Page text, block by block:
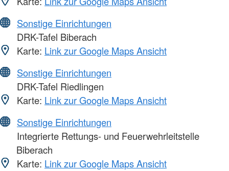
Sonstige Einrichtungen
DRK-Tafel Biberach
Karte: Link zur Google Maps Ansicht
Sonstige Einrichtungen
DRK-Tafel Riedlingen
Karte: Link zur Google Maps Ansicht
Sonstige Einrichtungen
Integrierte Rettungs- und Feuerwehrleitstelle
Biberach
Karte: Link zur Google Maps Ansicht